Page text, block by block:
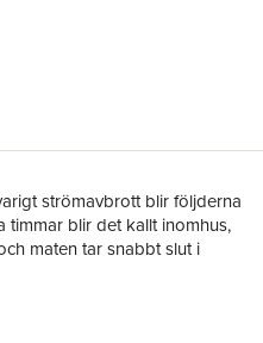
strömavbrott blir följderna
timmar blir det kallt inomhus,
maten tar snabbt slut i
i högre grad kunna klara